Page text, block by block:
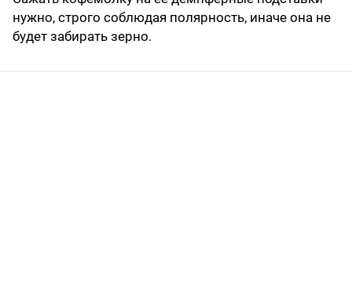
нужно, строго соблюдая полярность, иначе она не
будет забирать зерно.